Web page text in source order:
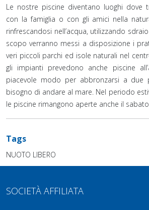
Le nostre piscine diventano luoghi dove
con la famiglia o con gli amici nella
rinfrescandosi nell’acqua, utilizzando
scopo verranno messi a disposizione i
veri piccoli parchi ed isole naturali nel
gli impianti prevedono anche piscine
piacevole modo per abbronzarsi a due
bisogno di andare al mare. Nel periodo
le piscine rimangono aperte anche il
Tags
NUOTO LIBERO
SOCIETÀ AFFILIATA